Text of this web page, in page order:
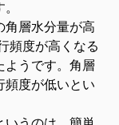
角層水分量が高
頻度が高くなる
ようです。角層
頻度が低いとい